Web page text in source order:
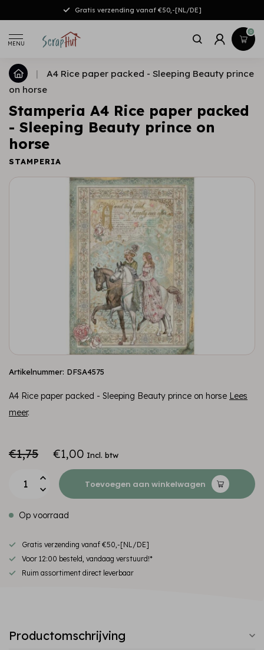
Gratis verzending vanaf €50,-[NL/DE]
MENU
0
|
A4 Rice paper packed - Sleeping Beauty prince
on horse
Stamperia A4 Rice paper packed
- Sleeping Beauty prince on
horse
STAMPERIA
Artikelnummer: DFSA4575
A4 Rice paper packed - Sleeping Beauty prince on horse Lees
meer.
€1,75 €1,00 Incl. btw
Toevoegen aan winkelwagen
Op voorraad
Gratis verzending vanaf €50,-[NL/DE]
Voor 12:00 besteld, vandaag verstuurd!*
Ruim assortiment direct leverbaar
Productomschrijving